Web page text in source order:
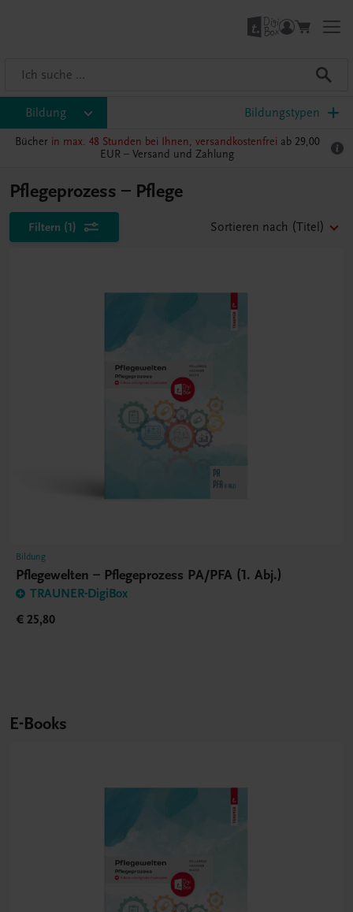
Bildung Bildungstypen
Bücher in max. 48 Stunden bei Ihnen, versandkostenfrei ab 29,00
EUR – Versand und Zahlung
Pflegeprozess – Pflege
Filtern (1) Sortieren nach (Titel)
Bildung
Pflegewelten – Pflegeprozess PA/PFA (1. Abj.)
TRAUNER-DigiBox
€ 25,80
E-Books